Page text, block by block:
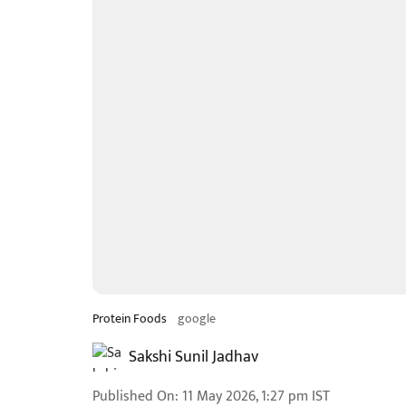
Protein Foods google
Sakshi Sunil Jadhav
Published On: 11 May 2026, 1:27 pm IST